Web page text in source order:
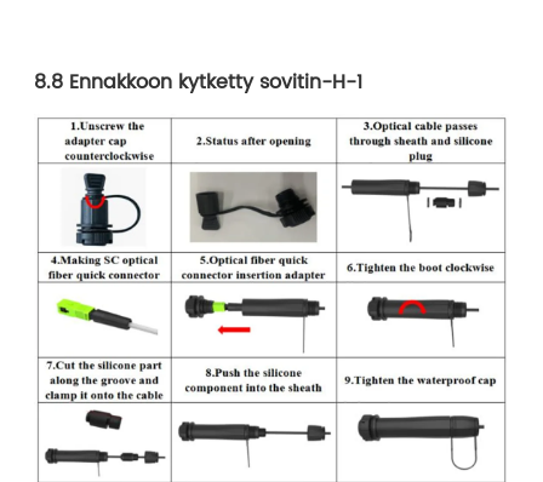
8.8 Ennakkoon kytketty sovitin-H-1